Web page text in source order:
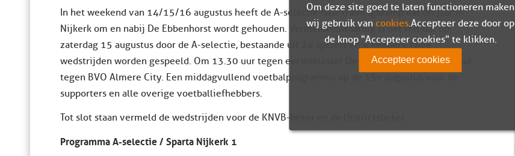
In het weekend van 14/15/16 augustus heeft de A-selectie haar trainingskamp dat dit jaar in
Nijkerk om en nabij De Ebbenhorst wordt gehouden. Vermeldenswaardig is het feit dat op
zaterdag 15 augustus door de A-selectie, bestaande uit 24 spelers en 4 keepers, twee
wedstrijden worden gespeeld. Om 13.30 uur tegen eersteklasser De Zouaven en om 16.00 uur
tegen BVO Almere City. Een middagvullend voetbalprogramma op de 15e augustus voor de
supporters en alle overige voetballiefhebbers.
Tot slot staan vermeld de wedstrijden voor de KNVB-beker en de Districtsbeker.
Programma A-selectie / Sparta Nijkerk 1
Om deze site goed te laten functioneren maken
wij gebruik van cookies. Accepteer deze door op
de knop "Accepteer cookies" te klikken.
Accepteer cookies